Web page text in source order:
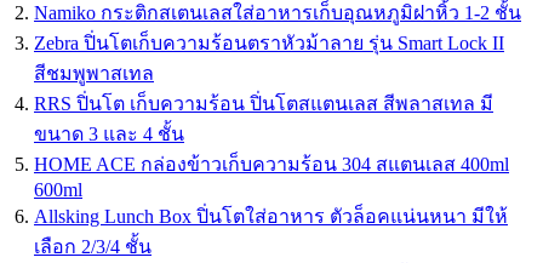
Namiko กระติกสเตนเลสใส่อาหารเก็บอุณหภูมิฝาหิ้ว 1-2 ชั้น
Zebra ปิ่นโตเก็บความร้อนตราหัวม้าลาย รุ่น Smart Lock II
สีชมพูพาสเทล
RRS ปิ่นโต เก็บความร้อน ปิ่นโตสแตนเลส สีพลาสเทล มี
ขนาด 3 และ 4 ชั้น
HOME ACE กล่องข้าวเก็บความร้อน 304 สแตนเลส 400ml
600ml
Allsking Lunch Box ปิ่นโตใส่อาหาร ตัวล็อคแน่นหนา มีให้
เลือก 2/3/4 ชั้น